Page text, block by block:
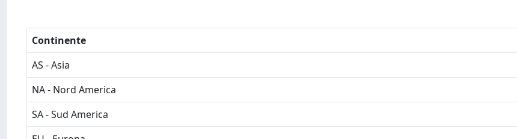
Continente
AS - Asia
NA - Nord America
SA - Sud America